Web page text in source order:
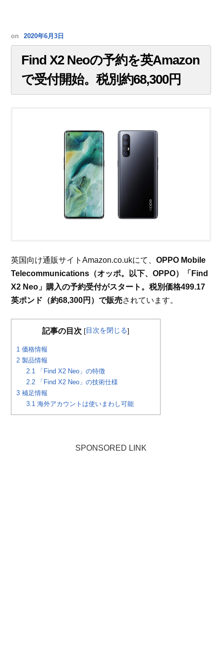
on 2020年6月3日
Find X2 Neoの予約を英Amazon
で受付開始。税別約68,300円
英国向け通販サイトAmazon.co.ukにて、OPPO Mobile
Telecommunications（オッポ。以下、OPPO）「Find
X2 Neo」購入の予約受付がスタート。税別価格499.17
英ポンド（約68,300円）で販売されています。
記事の目次 [目次を閉じる]
1 価格情報
2 製品情報
2.1 「Find X2 Neo」の特徴
2.2 「Find X2 Neo」の技術仕様
3 補足情報
3.1 海外アカウントは使いまわし可能
SPONSORED LINK